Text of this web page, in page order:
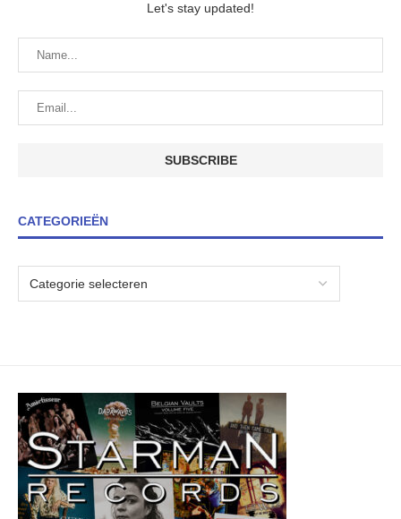
Let's stay updated!
CATEGORIEËN